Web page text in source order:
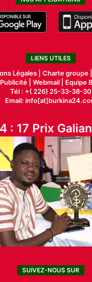
LIENS UTILES
Légales | Charte groupe |
Publicité| Webmail |
Equipe
Tél : +( 226) 25-33-38-30
Email:
: 17 Prix
SUIVEZ-NOUS SUR